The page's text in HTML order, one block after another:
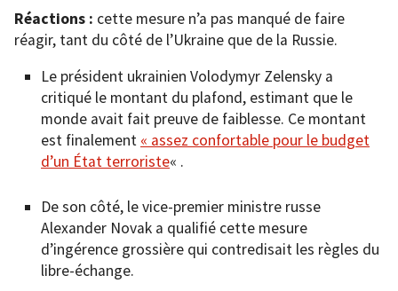
Réactions : cette mesure n’a pas manqué de faire
réagir, tant du côté de l’Ukraine que de la Russie.
Le président ukrainien Volodymyr Zelensky a
critiqué le montant du plafond, estimant que le
monde avait fait preuve de faiblesse. Ce montant
est finalement « assez confortable pour le budget
d’un État terroriste« .
De son côté, le vice-premier ministre russe
Alexander Novak a qualifié cette mesure
d’ingérence grossière qui contredisait les règles du
libre-échange.